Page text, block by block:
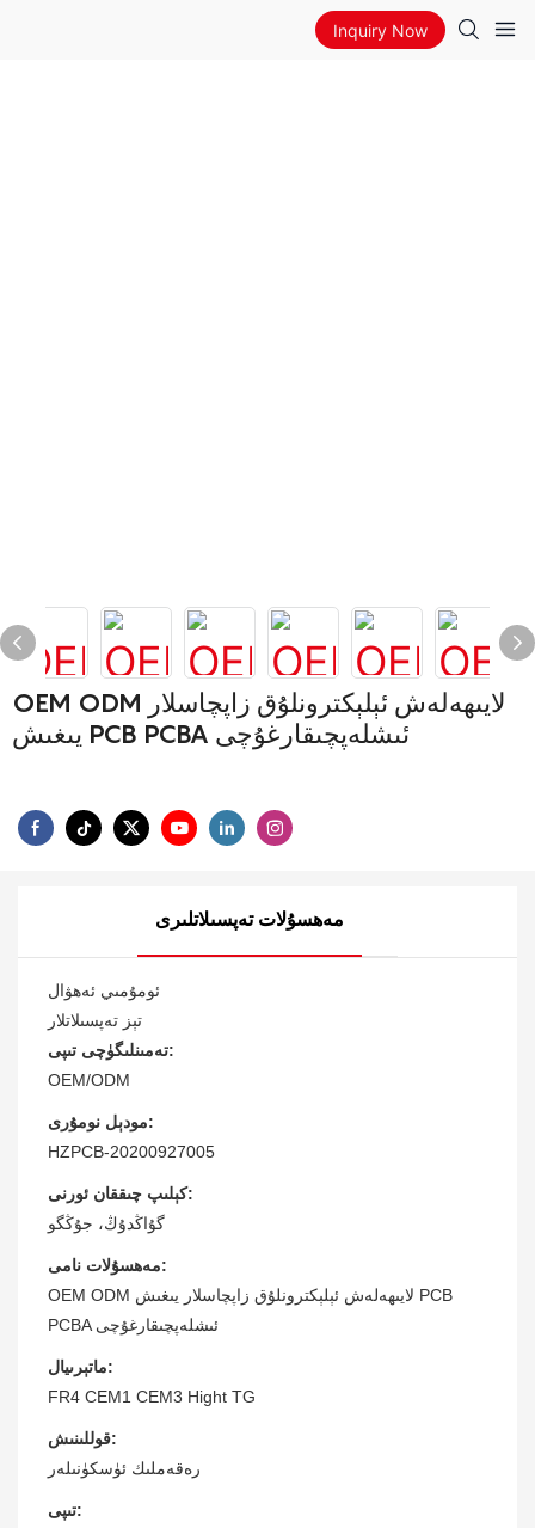
Inquiry Now
OEM ODM لايىھەلەش ئېلېكترونلۇق زاپچاسلار
يىغىش PCB PCBA ئىشلەپچىقارغۇچى
مەھسۇلات تەپسىلاتلىرى
ئومۇمىي ئەھۋال
تېز تەپسىلاتلار
تەمىنلىگۈچى تىپى:
OEM/ODM
مودېل نومۇرى:
HZPCB-20200927005
كېلىپ چىققان ئورنى:
گۇاڭدۇڭ، جۇڭگو
مەھسۇلات نامى:
OEM ODM لايىھەلەش ئېلېكترونلۇق زاپچاسلار يىغىش PCB
PCBA ئىشلەپچىقارغۇچى
ماتېرىيال:
FR4 CEM1 CEM3 Hight TG
قوللىنىش:
رەقەملىك ئۈسكۈنىلەر
تىپى: